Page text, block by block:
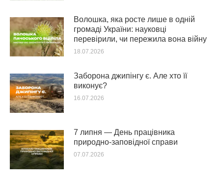
Волошка, яка росте лише в одній
громаді України: науковці
перевірили, чи пережила вона війну
18.07.2026
Заборона джипінгу є. Але хто її
виконує?
16.07.2026
7 липня — День працівника
природно-заповідної справи
07.07.2026